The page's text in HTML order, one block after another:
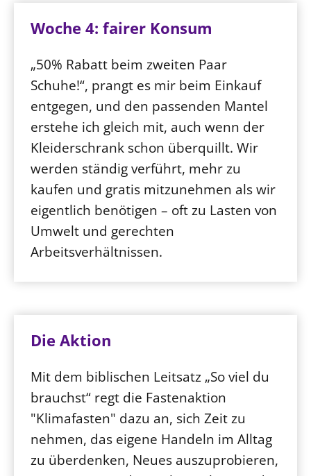
Woche 4: fairer Konsum
„50% Rabatt beim zweiten Paar
Schuhe!“, prangt es mir beim Einkauf
entgegen, und den passenden Mantel
erstehe ich gleich mit, auch wenn der
Kleiderschrank schon überquillt. Wir
werden ständig verführt, mehr zu
kaufen und gratis mitzunehmen als wir
eigentlich benötigen – oft zu Lasten von
Umwelt und gerechten
Arbeitsverhältnissen.
Die Aktion
Mit dem biblischen Leitsatz „So viel du
brauchst“ regt die Fastenaktion
"Klimafasten" dazu an, sich Zeit zu
nehmen, das eigene Handeln im Alltag
zu überdenken, Neues auszuprobieren,